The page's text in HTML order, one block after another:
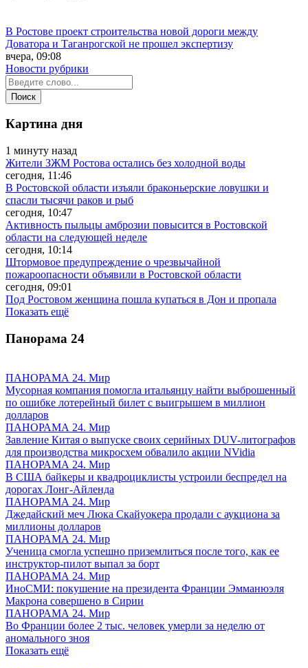
В Ростове проект строительства новой дороги между
Доватора и Таганрогской не прошел экспертизу
вчера, 09:08
Новости рубрики
Картина дня
1 минуту назад
Жители ЗЖМ Ростова остались без холодной воды
сегодня, 11:46
В Ростовской области изъяли браконьерские ловушки и
спасли тысячи раков и рыб
сегодня, 10:47
Активность пыльцы амброзии повысится в Ростовской
области на следующей неделе
сегодня, 10:14
Штормовое предупреждение о чрезвычайной
пожароопасности объявили в Ростовской области
сегодня, 09:01
Под Ростовом женщина пошла купаться в Дон и пропала
Показать ещё
Панорама 24
ПАНОРАМА 24. Мир
Мусорная компания помогла итальянцу найти выброшенный
по ошибке лотерейный билет с выигрышем в миллион
долларов
ПАНОРАМА 24. Мир
Завление Китая о выпуске своих серийных DUV-литографов
для производства микросхем обвалило акции NVidia
ПАНОРАМА 24. Мир
В США байкеры и квадроциклисты устроили беспредел на
дорогах Лонг-Айленда
ПАНОРАМА 24. Мир
Джедайский меч Люка Скайуокера продали с аукциона за
миллионы долларов
ПАНОРАМА 24. Мир
Ученица смогла успешно приземлиться после того, как ее
инструктор-пилот выпал за борт
ПАНОРАМА 24. Мир
ИноСМИ: покушение на президента Франции Эмманюэля
Макрона совершено в Сирии
ПАНОРАМА 24. Мир
Во Франции более 2 тыс. человек умерли за неделю от
аномального зноя
Показать ещё